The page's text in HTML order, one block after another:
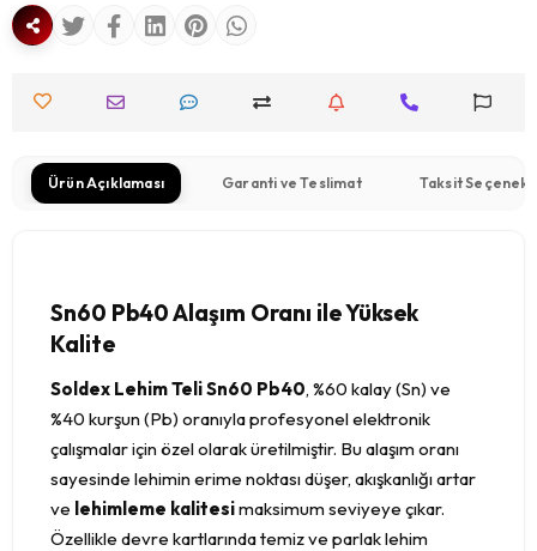
Ürün Açıklaması Garanti ve Teslimat Taksit
Sn60 Pb40 Alaşım Oranı ile Yüksek
Kalite
Soldex Lehim Teli Sn60 Pb40, %60 kalay (Sn) ve
%40 kurşun (Pb) oranıyla profesyonel elektronik
çalışmalar için özel olarak üretilmiştir. Bu alaşım oranı
sayesinde lehimin erime noktası düşer, akışkanlığı artar
ve lehimleme kalitesimaksimum seviyeye çıkar.
Özellikle devre kartlarında temiz ve parlak lehim